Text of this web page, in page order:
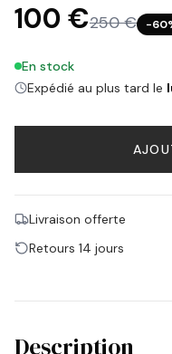
100 €250 € −60
En stock
Expédié au plus tard le
Livraison offerte
Retours 14 jours
Description